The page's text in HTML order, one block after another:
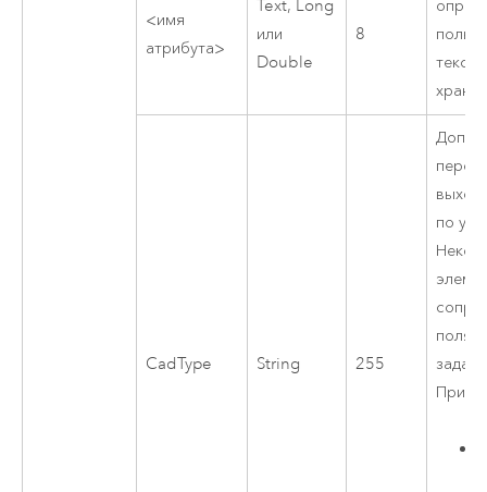
<имя
атрибута>
Text, Long
или
Double
8
CadType String 255
по